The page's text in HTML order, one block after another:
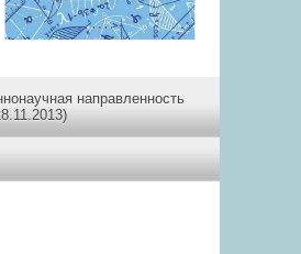
направленность